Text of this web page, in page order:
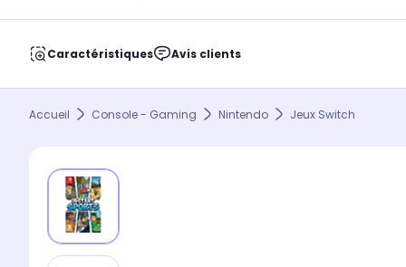
Caractéristiques Avis clients
Accueil Console - Gaming Nintendo Jeux Switch